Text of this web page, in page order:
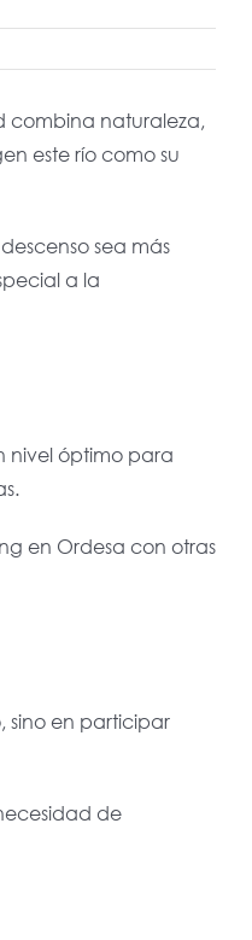
combina naturaleza,
este río como su
sea más
a la
nivel óptimo para
en Ordesa con otras
sino en participar
de